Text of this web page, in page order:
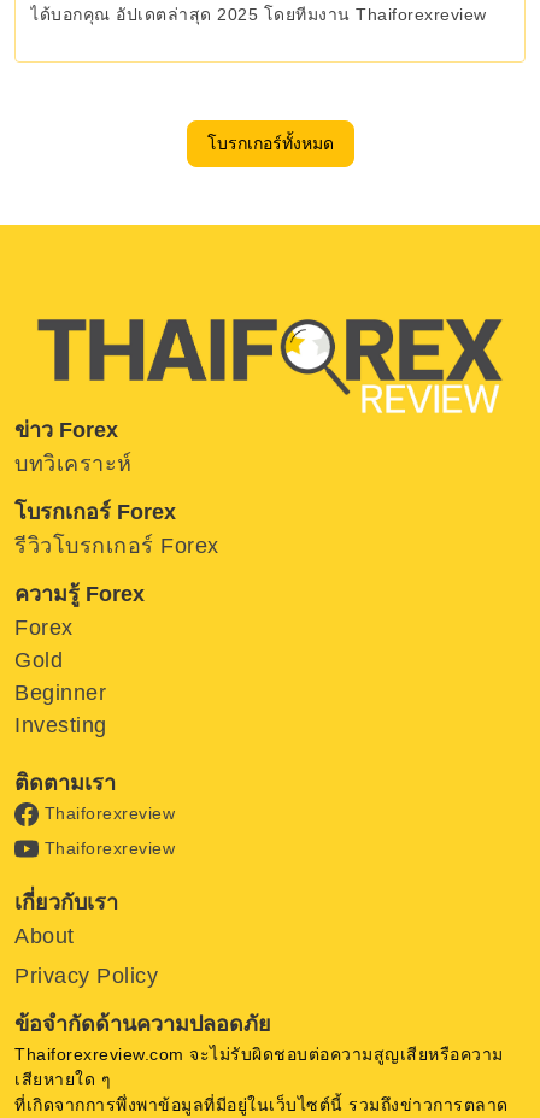
ได้บอกคุณ อัปเดตล่าสุด 2025 โดยทีมงาน Thaiforexreview
โบรกเกอร์ทั้งหมด
ข่าว Forex
บทวิเคราะห์
โบรกเกอร์ Forex
รีวิวโบรกเกอร์ Forex
ความรู้ Forex
Forex
Gold
Beginner
Investing
ติดตามเรา
Thaiforexreview
Thaiforexreview
เกี่ยวกับเรา
About
Privacy Policy
ข้อจำกัดด้านความปลอดภัย
Thaiforexreview.com จะไม่รับผิดชอบต่อความสูญเสียหรือความ
เสียหายใด ๆ
ที่เกิดจากการพึ่งพาข้อมูลที่มีอยู่ในเว็บไซต์นี้ รวมถึงข่าวการตลาด